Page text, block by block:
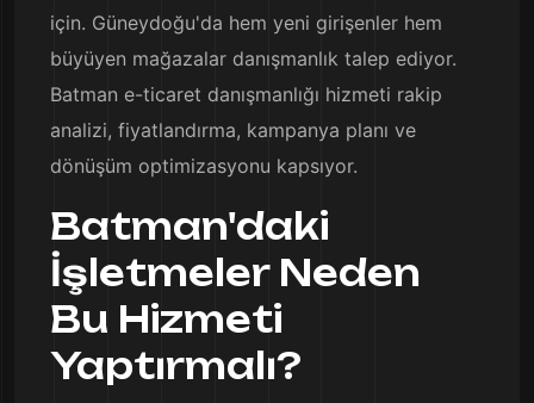
için. Güneydoğu'da hem yeni girişenler hem
büyüyen mağazalar danışmanlık talep ediyor.
Batman e-ticaret danışmanlığı hizmeti rakip
analizi, fiyatlandırma, kampanya planı ve
dönüşüm optimizasyonu kapsıyor.
Batman'daki
İşletmeler Neden
Bu Hizmeti
Yaptırmalı?